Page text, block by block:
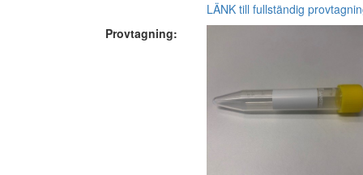
LÄNK till fullständig
Provtagning: